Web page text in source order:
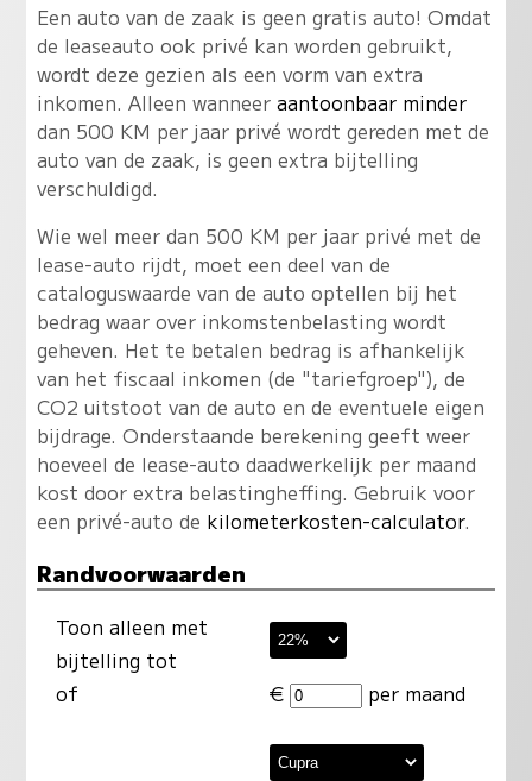
Een auto van de zaak is geen gratis auto! Omdat
de leaseauto ook privé kan worden gebruikt,
wordt deze gezien als een vorm van extra
inkomen. Alleen wanneer aantoonbaar minder
dan 500 KM per jaar privé wordt gereden met de
auto van de zaak, is geen extra bijtelling
verschuldigd.
Wie wel meer dan 500 KM per jaar privé met de
lease-auto rijdt, moet een deel van de
cataloguswaarde van de auto optellen bij het
bedrag waar over inkomstenbelasting wordt
geheven. Het te betalen bedrag is afhankelijk
van het fiscaal inkomen (de "tariefgroep"), de
CO2 uitstoot van de auto en de eventuele eigen
bijdrage. Onderstaande berekening geeft weer
hoeveel de lease-auto daadwerkelijk per maand
kost door extra belastingheffing. Gebruik voor
een privé-auto de kilometerkosten-calculator.
Randvoorwaarden
Toon alleen met
bijtelling tot
of
€ per maand